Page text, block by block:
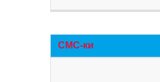
СМС-ки